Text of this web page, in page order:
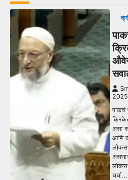
2025
पाकचं
असा
आणि
चर्चा…